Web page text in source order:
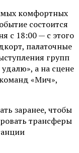
комфортных
состоится
с 18:00 — с этого
палаточные
групп
а на сцене
«Мич»,
заранее, чтобы
трансферы